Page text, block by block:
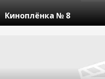
Киноплёнка № 8